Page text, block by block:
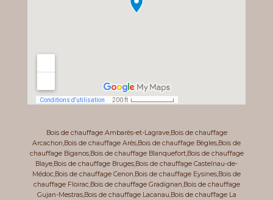
Bois de chauffage Ambarès-et-Lagrave,Bois de chauffage
Arcachon,Bois de chauffage Arès,Bois de chauffage Bègles,Bois de
chauffage Biganos,Bois de chauffage Blanquefort,Bois de chauffage
Blaye,Bois de chauffage Bruges,Bois de chauffage Castelnau-de-
Médoc,Bois de chauffage Cenon,Bois de chauffage Eysines,Bois de
chauffage Floirac,Bois de chauffage Gradignan,Bois de chauffage
Gujan-Mestras,Bois de chauffage Lacanau,Bois de chauffage La